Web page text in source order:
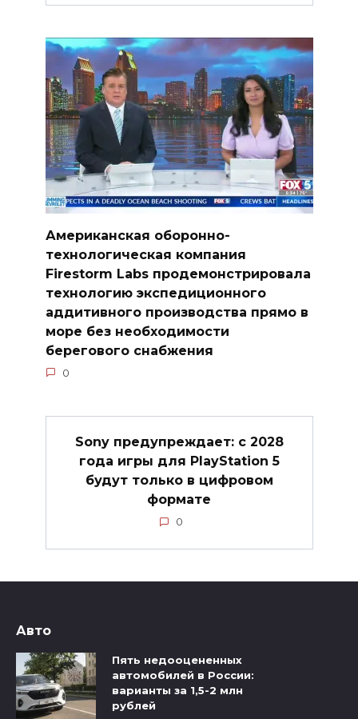
Американская оборонно-
технологическая компания
Firestorm Labs продемонстрировала
технологию экспедиционного
аддитивного производства прямо в
море без необходимости
берегового снабжения
0
Sony предупреждает: с 2028
года игры для PlayStation 5
будут только в цифровом
формате
0
Авто
Пять недооцененных
автомобилей в России:
варианты за 1,5-2 млн
рублей